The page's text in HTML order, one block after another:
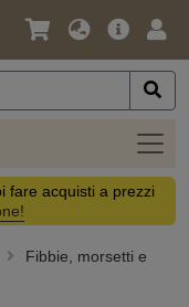
Lingua
Valuta
Offerta
fare acquisti a prezzi
Fibbie, morsetti e